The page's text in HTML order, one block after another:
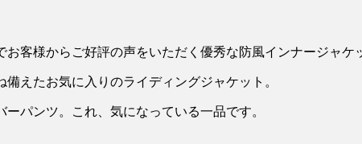
客様からご好評の声をいただく優秀な防風インナージャケ
えたお気に入りのライディングジャケット。
パンツ。これ、気になっている一品です。